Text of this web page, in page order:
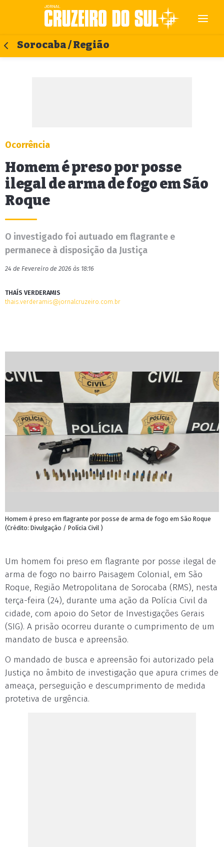
Sorocaba / Região
Ocorrência
Homem é preso por posse
ilegal de arma de fogo em São
Roque
O investigado foi autuado em flagrante e
permanece à disposição da Justiça
24 de Fevereiro de 2026 às 18:16
THAÍS VERDERAMIS
thais.verderamis@jornalcruzeiro.com.br
Homem é preso em flagrante por posse de arma de fogo em São Roque
(Crédito: Divulgação / Polícia Civil )
Um homem foi preso em flagrante por posse ilegal de
arma de fogo no bairro Paisagem Colonial, em São
Roque, Região Metropolitana de Sorocaba (RMS), nesta
terça-feira (24), durante uma ação da Polícia Civil da
cidade, com apoio do Setor de Investigações Gerais
(SIG). A prisão ocorreu durante o cumprimento de um
mandato de busca e apreensão.
O mandado de busca e apreensão foi autorizado pela
Justiça no âmbito de investigação que apura crimes de
ameaça, perseguição e descumprimento de medida
protetiva de urgência.